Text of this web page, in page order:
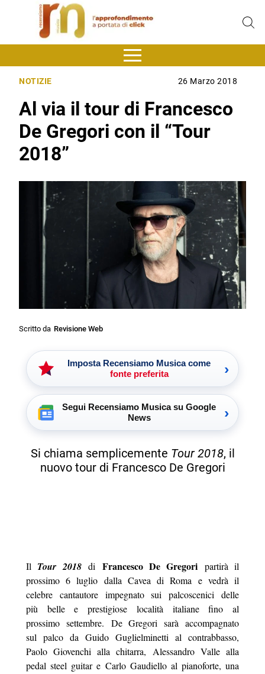
NOTIZIE 26 Marzo 2018
Al via il tour di Francesco
De Gregori con il “Tour
2018”
Scritto da Revisione Web
Imposta Recensiamo Musica come
fonte preferita
›
Segui Recensiamo Musica su Google
News
›
Si chiama semplicemente Tour 2018, il
nuovo tour di Francesco De Gregori
Il Tour 2018di Francesco De Gregori partirà il
prossimo 6 luglio dalla Cavea di Roma e vedrà il
celebre cantautore impegnato sui palcoscenici delle
più belle e prestigiose località italiane fino al
prossimo settembre. De Gregori sarà accompagnato
sul palco da Guido Guglielminetti al contrabbasso,
Paolo Giovenchi alla chitarra, Alessandro Valle alla
pedal steel guitar e Carlo Gaudiello al pianoforte, una